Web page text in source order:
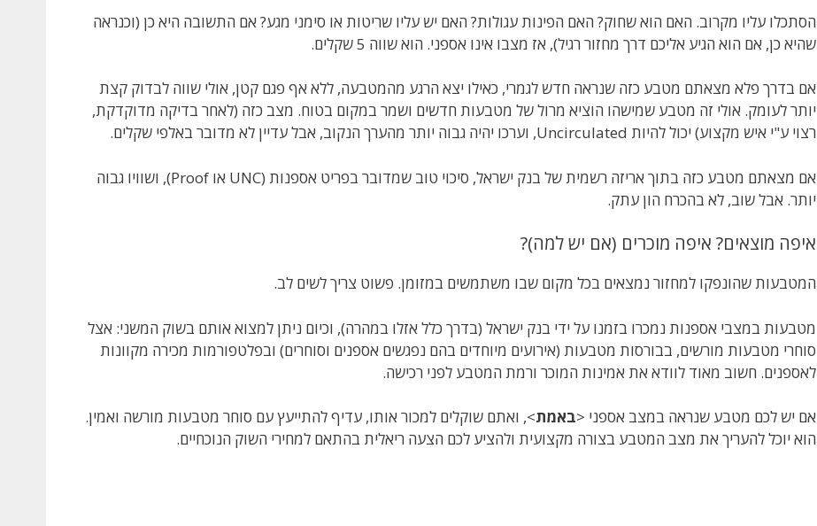
הסתכלו עליו מקרוב. האם הוא שחוק? האם הפינות עגולות? האם יש עליו שריטות או סימני מגע? אם התשובה היא כן (וכנראה
שהיא כן, אם הוא הגיע אליכם דרך מחזור רגיל), אז מצבו אינו אספני. הוא שווה 5 שקלים.
אם בדרך פלא מצאתם מטבע כזה שנראה חדש לגמרי, כאילו יצא הרגע מהמטבעה, ללא אף פגם קטן, אולי שווה לבדוק קצת
יותר לעומק. אולי זה מטבע שמישהו הוציא מרול של מטבעות חדשים ושמר במקום בטוח. מצב כזה (לאחר בדיקה מדוקדקת,
רצוי ע"י איש מקצוע) יכול להיות Uncirculated, וערכו יהיה גבוה יותר מהערך הנקוב, אבל עדיין לא מדובר באלפי שקלים.
אם מצאתם מטבע כזה בתוך אריזה רשמית של בנק ישראל, סיכוי טוב שמדובר בפריט אספנות (UNC או Proof), ושוויו גבוה
יותר. אבל שוב, לא בהכרח הון עתק.
איפה מוצאים? איפה מוכרים (אם יש למה)?
המטבעות שהונפקו למחזור נמצאים בכל מקום שבו משתמשים במזומן. פשוט צריך לשים לב.
מטבעות במצבי אספנות נמכרו בזמנו על ידי בנק ישראל (בדרך כלל אזלו במהרה), וכיום ניתן למצוא אותם בשוק המשני: אצל
סוחרי מטבעות מורשים, בבורסות מטבעות (אירועים מיוחדים בהם נפגשים אספנים וסוחרים) ובפלטפורמות מכירה מקוונות
לאספנים. חשוב מאוד לוודא את אמינות המוכר ורמת המטבע לפני רכישה.
אם יש לכם מטבע שנראה במצב אספני <באמת>, ואתם שוקלים למכור אותו, עדיף להתייעץ עם סוחר מטבעות מורשה ואמין.
הוא יוכל להעריך את מצב המטבע בצורה מקצועית ולהציע לכם הצעה ריאלית בהתאם למחירי השוק הנוכחיים.